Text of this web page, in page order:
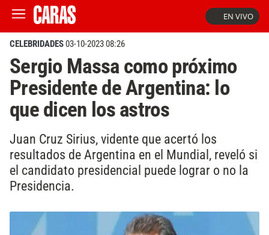
EN VIVO
CELEBRIDADES03-10-2023 08:26
Sergio Massa como próximo
Presidente de Argentina: lo
que dicen los astros
Juan Cruz Sirius, vidente que acertó los
resultados de Argentina en el Mundial, reveló si
el candidato presidencial puede lograr o no la
Presidencia.